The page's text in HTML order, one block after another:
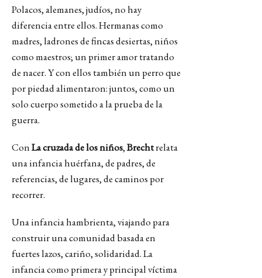
Polacos, alemanes, judíos, no hay
diferencia entre ellos. Hermanas como
madres, ladrones de fincas desiertas, niños
como maestros; un primer amor tratando
de nacer. Y con ellos también un perro que
por piedad alimentaron: juntos, como un
solo cuerpo sometido a la prueba de la
guerra.
ConLa cruzada de los niños,Brechtrelata
una infancia huérfana, de padres, de
referencias, de lugares, de caminos por
recorrer.
Una infancia hambrienta, viajando para
construir una comunidad basada en
fuertes lazos, cariño, solidaridad. La
infancia como primera y principal víctima